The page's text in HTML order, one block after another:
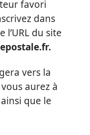
favori
dans
l’URL du site
vers la
aurez à
que le